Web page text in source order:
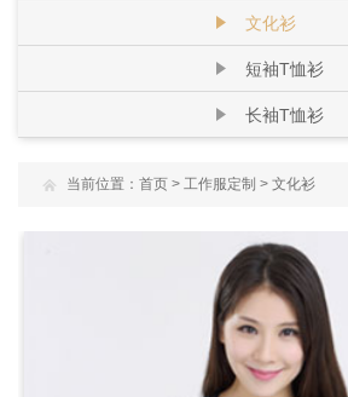
文化衫
短袖T恤衫
长袖T恤衫
当前位置： 首页 > 工作服定制 > 文化衫